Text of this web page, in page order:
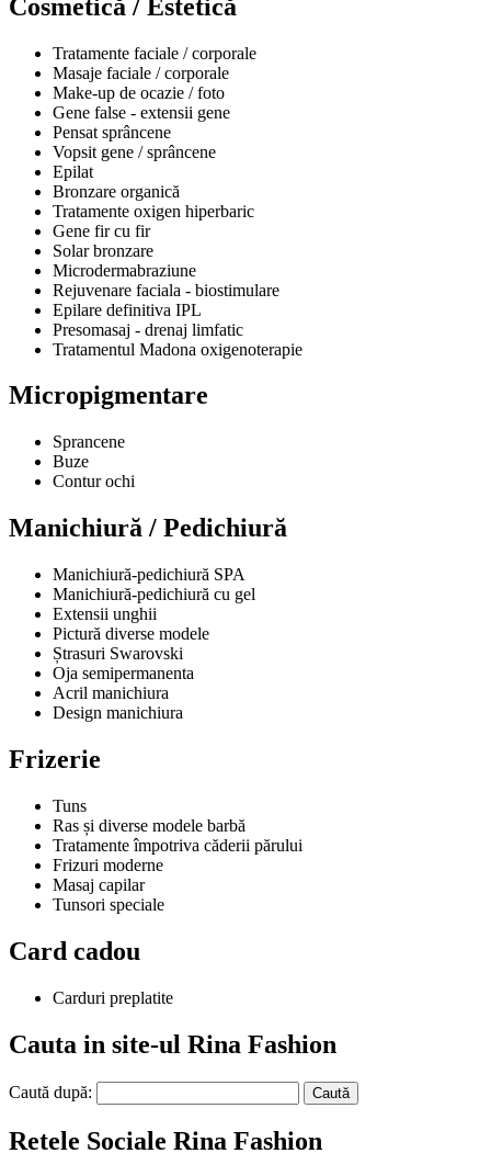
Cosmetică / Estetică
Tratamente faciale / corporale
Masaje faciale / corporale
Make-up de ocazie / foto
Gene false - extensii gene
Pensat sprâncene
Vopsit gene / sprâncene
Epilat
Bronzare organică
Tratamente oxigen hiperbaric
Gene fir cu fir
Solar bronzare
Microdermabraziune
Rejuvenare faciala - biostimulare
Epilare definitiva IPL
Presomasaj - drenaj limfatic
Tratamentul Madona oxigenoterapie
Micropigmentare
Sprancene
Buze
Contur ochi
Manichiură / Pedichiură
Manichiură-pedichiură SPA
Manichiură-pedichiură cu gel
Extensii unghii
Pictură diverse modele
Ștrasuri Swarovski
Oja semipermanenta
Acril manichiura
Design manichiura
Frizerie
Tuns
Ras și diverse modele barbă
Tratamente împotriva căderii părului
Frizuri moderne
Masaj capilar
Tunsori speciale
Card cadou
Carduri preplatite
Cauta in site-ul Rina Fashion
Caută după:
Retele Sociale Rina Fashion